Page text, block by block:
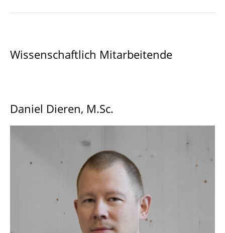
Wissenschaftlich Mitarbeitende
Daniel Dieren, M.Sc.